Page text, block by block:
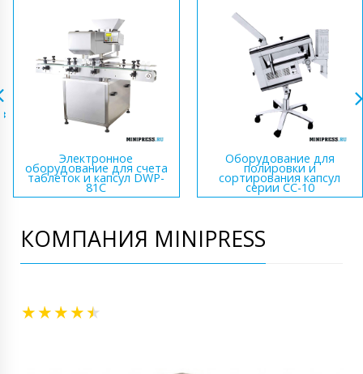
Электронное
оборудование для счета
таблеток и капсул DWP-
81C
Оборудование для
полировки и
сортирования капсул
серии CC-10
КОМПАНИЯ MINIPRESS